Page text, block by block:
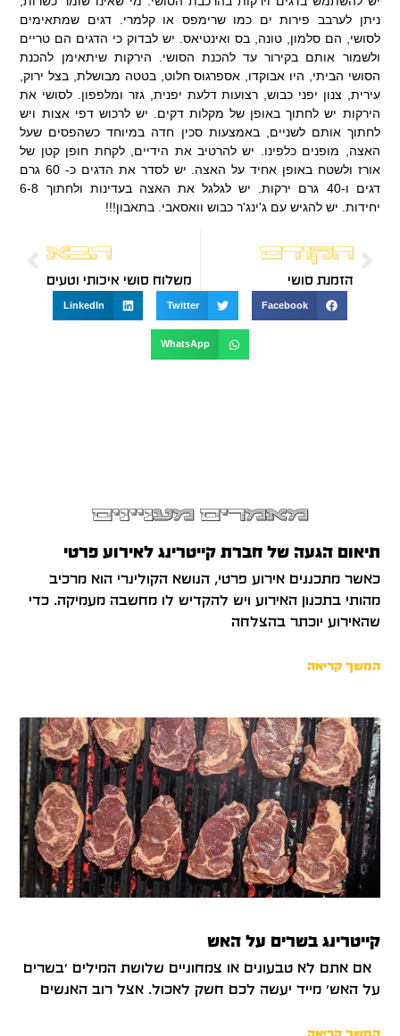
ניתן לערבב פירות ים כמו שרימפס או קלמרי. דגים שמתאימים
לסושי, הם סלמון, טונה, בס ואינטיאס. יש לבדוק כי הדגים הם טריים
ולשמור אותם בקירור עד להכנת הסושי. הירקות שיתאימן להכנת
הסושי הביתי, היו אבוקדו, אספרגוס חלוט, בטטה מבושלת, בצל ירוק,
עירית, צנון יפני כבוש, רצועות דלעת יפנית, גזר ומלפפון. לסושי את
הירקות יש לחתוך באופן של מקלות דקים. יש לרכוש דפי אצות ויש
לחתוך אותם לשניים, באמצעות סכין חדה במיוחד כשהפסים שעל
האצה, מופנים כלפינו. יש להרטיב את הידיים, לקחת חופן קטן של
אורז ולשטח באופן אחיד על האצה. יש לסדר את הדגים כ- 60 גרם
דגים ו-40 גרם ירקות. יש לגלגל את האצה בעדינות ולחתוך 6-8
יחידות. יש להגיש עם ג'ינג'ר כבוש וואסאבי. בתאבון!!!
הקודם
הזמנת סושי
הבא
משלוח סושי איכותי וטעים
Facebook
Twitter
LinkedIn
WhatsApp
מאמרים מעניינים
תיאום הגעה של חברת קייטרינג לאירוע פרטי
כאשר מתכננים אירוע פרטי, הנושא הקולינרי הוא מרכיב
מהותי בתכנון האירוע ויש להקדיש לו מחשבה מעמיקה. כדי
שהאירוע יוכתר בהצלחה
המשך קריאה
קייטרינג בשרים על האש
אם אתם לא טבעונים או צמחוניים שלושת המילים 'בשרים
על האש' מייד יעשה לכם חשק לאכול. אצל רוב האנשים